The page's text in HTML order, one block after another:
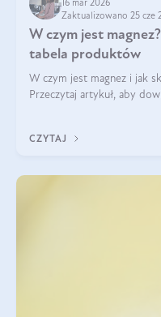
16 mar 2026
Zaktualizowano 25 cze
W czym jest
tabela produktów
W czym jest magnez i jak
Przeczytaj artykuł, aby
CZYTAJ